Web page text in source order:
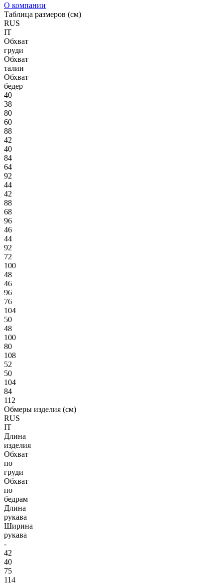
О компании
Таблица размеров (см)
RUS
IT
Обхват
груди
Обхват
талии
Обхват
бедер
40
38
80
60
88
42
40
84
64
92
44
42
88
68
96
46
44
92
72
100
48
46
96
76
104
50
48
100
80
108
52
50
104
84
112
Обмеры изделия (см)
RUS
IT
Длина
изделия
Обхват
по
груди
Обхват
по
бедрам
Длина
рукава
Ширина
рукава
-
42
40
75
114